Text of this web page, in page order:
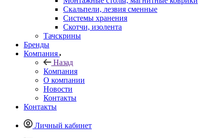
Компания
Назад
Компания
О компании
Новости
Контакты
Контакты
Личный кабинет
Корзина0
Избранные товары
Сравнение товаров